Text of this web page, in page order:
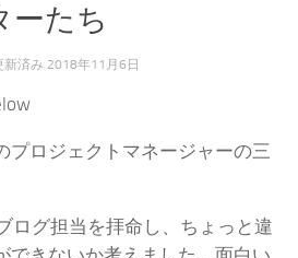
ーたち
新済み 2018年11月6日
プロジェクトマネージャーの三
ログ担当を拝命し、ちょっと違